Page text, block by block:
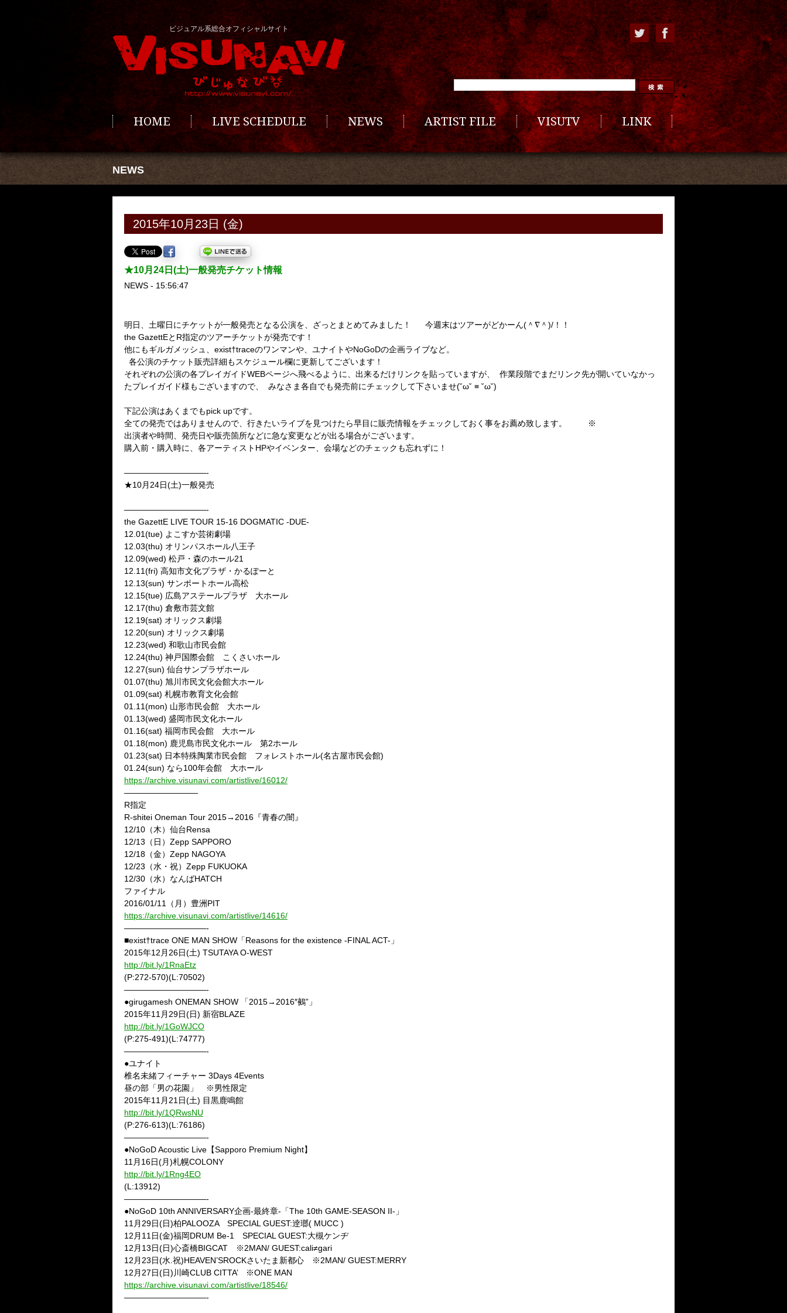
ビジュアル系総合オフィシャルサイト
HOME LIVE SCHEDULE NEWS ARTIST FILE VISUTV LINK
NEWS
2015年10月23日 (金)
★10月24日(土)一般発売チケット情報
NEWS - 15:56:47
明日、土曜日にチケットが一般発売となる公演を、ざっとまとめてみました！ 今週末はツアーがどかーん(＾∇＾)/！！
the GazettEとR指定のツアーチケットが発売です！
他にもギルガメッシュ、exist†traceのワンマンや、ユナイトやNoGoDの企画ライブなど。
各公演のチケット販売詳細もスケジュール欄に更新してございます！
それぞれの公演の各プレイガイドWEBページへ飛べるように、出来るだけリンクを貼っていますが、 作業段階でまだリンク先が開いていなかっ
たプレイガイド様もございますので、 みなさま各自でも発売前にチェックして下さいませ(˘ω˘ ≡ ˘ω˘)
下記公演はあくまでもpick upです。
全ての発売ではありませんので、行きたいライブを見つけたら早目に販売情報をチェックしておく事をお薦め致します。 ※
出演者や時間、発売日や販売箇所などに急な変更などが出る場合がございます。
購入前・購入時に、各アーティストHPやイベンター、会場などのチェックも忘れずに！
——————————-
★10月24日(土)一般発売
——————————-
the GazettE LIVE TOUR 15-16 DOGMATIC -DUE-
12.01(tue) よこすか芸術劇場
12.03(thu) オリンパスホール八王子
12.09(wed) 松戸・森のホール21
12.11(fri) 高知市文化プラザ・かるぽーと
12.13(sun) サンポートホール高松
12.15(tue) 広島アステールプラザ 大ホール
12.17(thu) 倉敷市芸文館
12.19(sat) オリックス劇場
12.20(sun) オリックス劇場
12.23(wed) 和歌山市民会館
12.24(thu) 神戸国際会館 こくさいホール
12.27(sun) 仙台サンプラザホール
01.07(thu) 旭川市民文化会館大ホール
01.09(sat) 札幌市教育文化会館
01.11(mon) 山形市民会館 大ホール
01.13(wed) 盛岡市民文化ホール
01.16(sat) 福岡市民会館 大ホール
01.18(mon) 鹿児島市民文化ホール 第2ホール
01.23(sat) 日本特殊陶業市民会館 フォレストホール(名古屋市民会館)
01.24(sun) なら100年会館 大ホール
https://archive.visunavi.com/artistlive/16012/
—————————
R指定
R-shitei Oneman Tour 2015→2016『青春の闇』
12/10（木）仙台Rensa
12/13（日）Zepp SAPPORO
12/18（金）Zepp NAGOYA
12/23（水・祝）Zepp FUKUOKA
12/30（水）なんばHATCH
ファイナル
2016/01/11（月）豊洲PIT
https://archive.visunavi.com/artistlive/14616/
——————————-
■exist†trace ONE MAN SHOW「Reasons for the existence -FINAL ACT-」
2015年12月26日(土) TSUTAYA O-WEST
http://bit.ly/1RnaEtz
(P:272-570)(L:70502)
——————————-
●girugamesh ONEMAN SHOW 「2015→2016″鵺”」
2015年11月29日(日) 新宿BLAZE
http://bit.ly/1GoWJCO
(P:275-491)(L:74777)
——————————-
●ユナイト
椎名未緒フィーチャー 3Days 4Events
昼の部「男の花園」 ※男性限定
2015年11月21日(土) 目黒鹿鳴館
http://bit.ly/1QRwsNU
(P:276-613)(L:76186)
——————————-
●NoGoD Acoustic Live【Sapporo Premium Night】
11月16日(月)札幌COLONY
http://bit.ly/1Rng4EO
(L:13912)
——————————-
●NoGoD 10th ANNIVERSARY企画-最終章-「The 10th GAME-SEASON II-」
11月29日(日)柏PALOOZA SPECIAL GUEST:逹瑯( MUCC )
12月11日(金)福岡DRUM Be-1 SPECIAL GUEST:大槻ケンヂ
12月13日(日)心斎橋BIGCAT ※2MAN/ GUEST:cali≠gari
12月23日(水.祝)HEAVEN’SROCKさいたま新都心 ※2MAN/ GUEST:MERRY
12月27日(日)川崎CLUB CITTA’ ※ONE MAN
https://archive.visunavi.com/artistlive/18546/
——————————-